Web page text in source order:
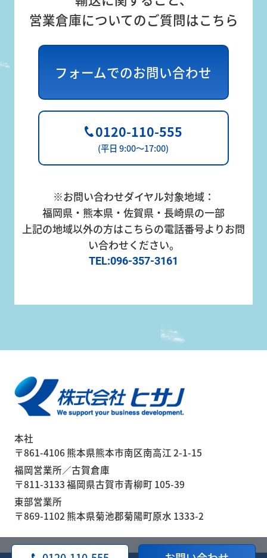
110-
わ
せ
営業倉庫についてのご質問はこちら
0120-110-555
(平日 9:00～17:00)
フォームでのお問い合わせ
※お問い合わせダイヤル対象地域：
福岡県・熊本県・佐賀県・長崎県の一部
上記の地域以外の方はこちらの電話番号よりお問
い合わせください。
TEL:096-357-3161
本社
〒861-4106 熊本県熊本市南区南高江 2-1-15
福岡営業所／古賀倉庫
〒811-3133 福岡県古賀市青柳町 105-39
東部営業所
〒869-1102 熊本県菊池郡菊陽町原水 1333-2